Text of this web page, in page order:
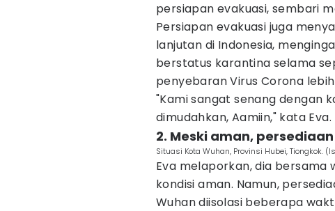
persiapan evakuasi, sembari
Persiapan evakuasi juga
lanjutan di Indonesia,
berstatus karantina selama
penyebaran Virus Corona
"Kami sangat senang dengan
dimudahkan, Aamiin," kata Eva.
2. Meski aman,
Situasi Kota Wuhan, Provinsi Hubei, Tiongkok.
Eva melaporkan, dia bersama
kondisi aman. Namun,
Wuhan diisolasi beberapa